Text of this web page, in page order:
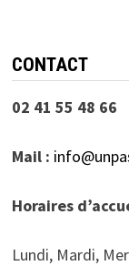
CONTACT
02 41 55 48 66
Mail :
Horaires
Lundi, Mardi,